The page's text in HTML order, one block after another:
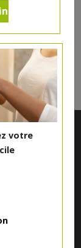
votre
...
son toit les